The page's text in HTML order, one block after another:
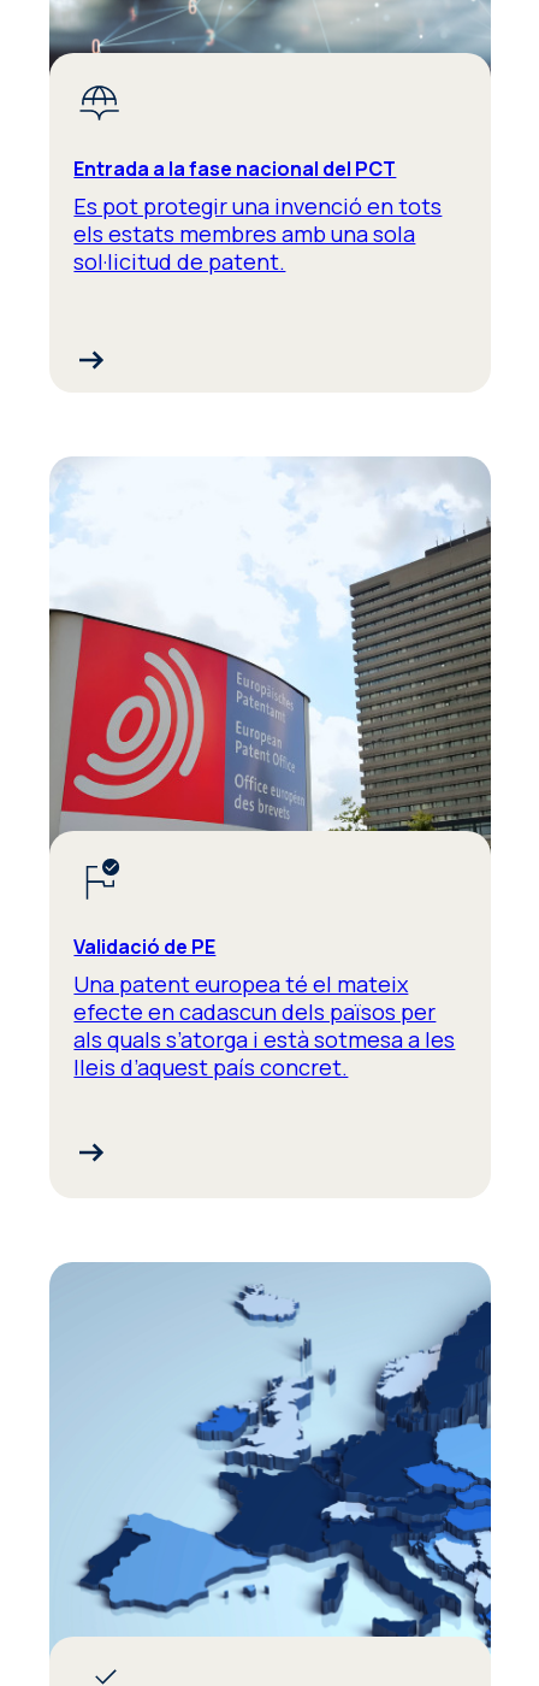
Entrada a la fase nacional del PCT
Es pot protegir una invenció en tots
els estats membres amb una sola
sol·licitud de patent.
Validació de PE
Una patent europea té el mateix
efecte en cadascun dels països per
als quals s’atorga i està sotmesa a les
lleis d’aquest país concret.